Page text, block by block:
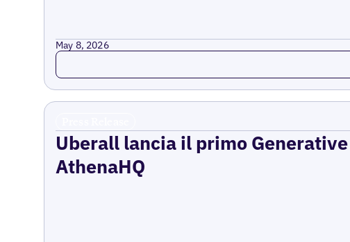
May 8, 2026
Read more
Uberall lancia il primo
AthenaHQ